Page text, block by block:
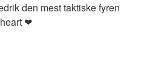
den mest taktiske fyren
❤